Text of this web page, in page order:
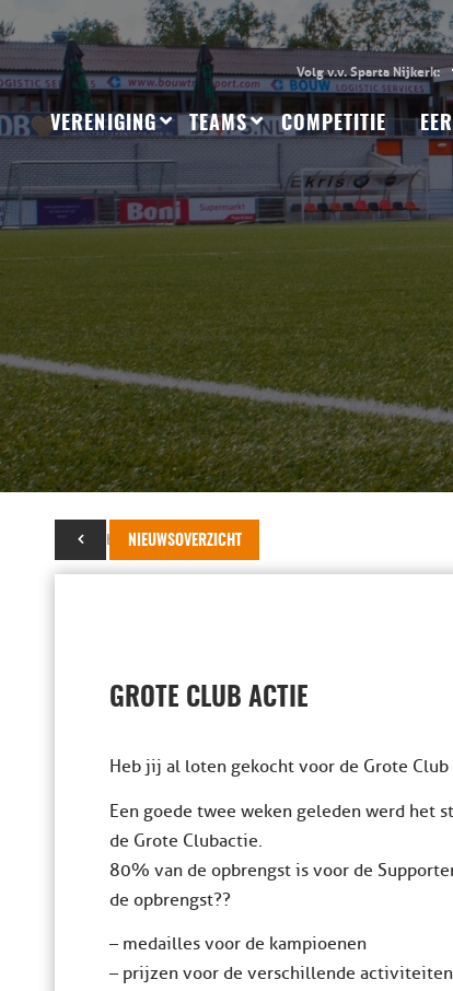
VERENIGING TEAMS COMPETITIE
NIEUWSOVERZICHT
04 oktober 2017
GROTE CLUB ACTIE
Heb jij al loten gekocht voor de Grote Club
Een goede twee weken geleden werd het
de Grote Clubactie.
80% van de opbrengst is voor de
de opbrengst??
– medailles voor de kampioenen
– prijzen voor de verschillende